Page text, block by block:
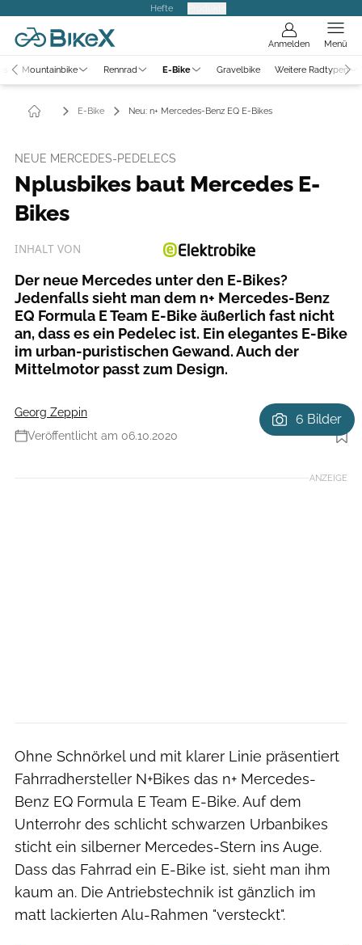
Hefte
Anmelden Menü
Mountainbike Rennrad E-Bike Gravelbike Weitere Radtypen
E-Bike Neu: n+ Mercedes-Benz EQ E-Bikes
NEUE MERCEDES-PEDELECS
Nplusbikes baut Mercedes E-
Bikes
INHALT VON
Der neue Mercedes unter den E-Bikes?
Jedenfalls sieht man dem n+ Mercedes-Benz
EQ Formula E Team E-Bike äußerlich fast nicht
an, dass es ein Pedelec ist. Ein elegantes E-Bike
im urban-puristischen Gewand. Auch der
Mittelmotor passt zum Design.
Georg Zeppin
Veröffentlicht am 06.10.2020
Foto: D-Max
Photograohyhttp://www.dmaxphotography.com.aujoel@dmaxphotography.com.au
6 Bilder
ANZEIGE
Ohne Schnörkel und mit klarer Linie präsentiert
Fahrradhersteller N+Bikes das n+ Mercedes-
Benz EQ Formula E Team E-Bike. Auf dem
Unterrohr des schlicht schwarzen Urbanbikes
sticht ein silberner Mercedes-Stern ins Auge.
Dass das Fahrrad ein E-Bike ist, sieht man ihm
kaum an. Die Antriebstechnik ist gänzlich im
matt lackierten Alu-Rahmen "versteckt".